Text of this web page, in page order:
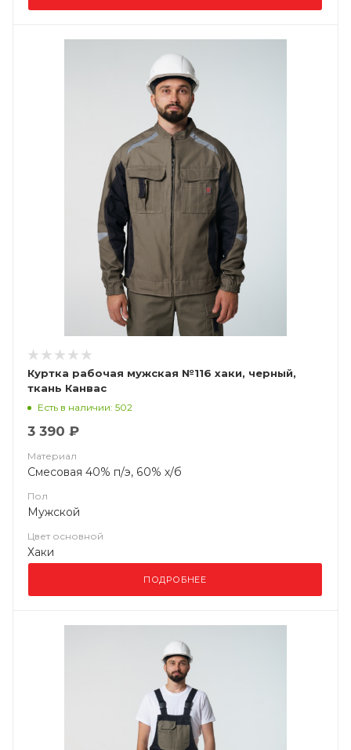
Куртка рабочая мужская №116 хаки, черный,
ткань Канвас
Есть в наличии: 502
3 390 ₽
Материал
Смесовая 40% п/э, 60% х/б
Пол
Мужской
Цвет основной
Хаки
ПОДРОБНЕЕ